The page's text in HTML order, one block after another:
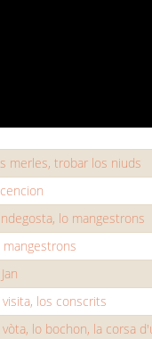
merles, trobar los niuds
lo mangestrons
mangestrons
visita, los conscrits
vòta, lo bochon, la corsa